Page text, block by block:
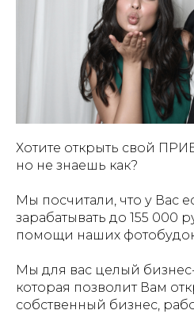
Хотите открыть свой
но не знаешь как?
Мы посчитали, что у Вас
зарабатывать до 155 000
помощи наших
Мы для вас целый
которая позволит Вам
собственный бизнес,